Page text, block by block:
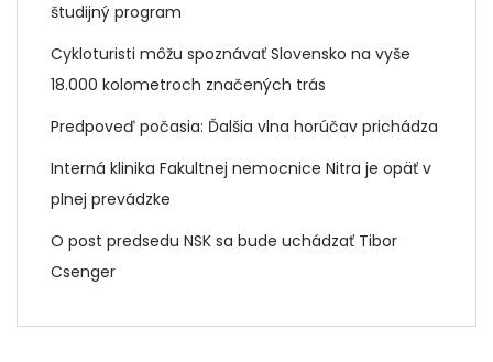
študijný program
Cykloturisti môžu spoznávať Slovensko na vyše
18.000 kolometroch značených trás
Predpoveď počasia: Ďalšia vlna horúčav prichádza
Interná klinika Fakultnej nemocnice Nitra je opäť v
plnej prevádzke
O post predsedu NSK sa bude uchádzať Tibor
Csenger